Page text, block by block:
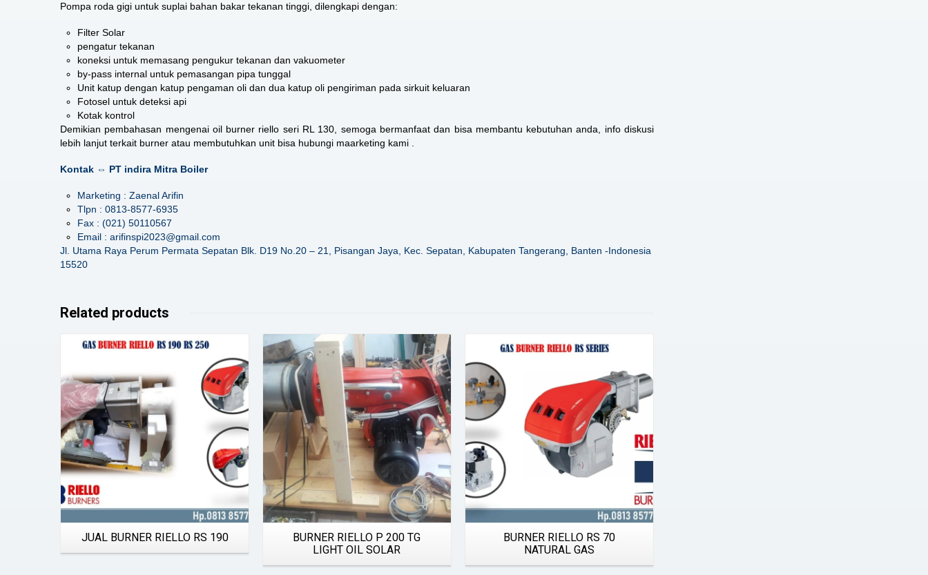
Pompa roda gigi untuk suplai bahan bakar tekanan tinggi, dilengkapi dengan:
Filter Solar
pengatur tekanan
koneksi untuk memasang pengukur tekanan dan vakuometer
by-pass internal untuk pemasangan pipa tunggal
Unit katup dengan katup pengaman oli dan dua katup oli pengiriman pada sirkuit keluaran
Fotosel untuk deteksi api
Kotak kontrol
Demikian pembahasan mengenai oil burner riello seri RL 130 , semoga bermanfaat dan bisa membantu kebutuhan anda, info diskusi
lebih lanjut terkait burner atau membutuhkan unit bisa hubungi maarketing kami .
Kontak ⇔ PT indira Mitra Boiler
Marketing : Zaenal Arifin
Tlpn : 0813-8577-6935
Fax : (021) 50110567
Email : arifinspi2023@gmail.com
Jl. Utama Raya Perum Permata Sepatan Blk. D19 No.20 – 21, Pisangan Jaya, Kec. Sepatan, Kabupaten Tangerang, Banten -Indonesia
15520
Related products
JUAL BURNER RIELLO RS 190
Details
BURNER RIELLO P 200 TG
LIGHT OIL SOLAR
BURNER RIELLO RS 70
NATURAL GAS